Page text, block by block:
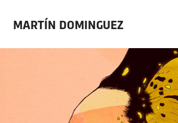
MARTÍN DOMINGUEZ